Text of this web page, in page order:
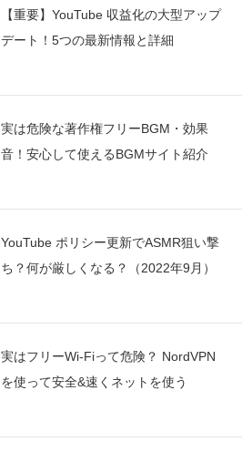
【重要】YouTube 収益化の大型アップ
デート！5つの最新情報と詳細
実は危険な著作権フリーBGM・効果
音！安心して使えるBGMサイト紹介
YouTube ポリシー更新でASMR狙い撃
ち？何が厳しくなる？（2022年9月）
実はフリーWi-Fiって危険？ NordVPN
を使って安全&速くネットを使う